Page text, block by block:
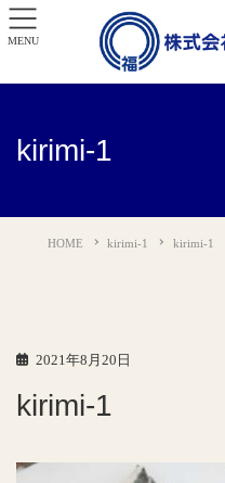
kirimi-1
HOME kirimi-1 kirimi-1
2021年8月20日
kirimi-1
MENU